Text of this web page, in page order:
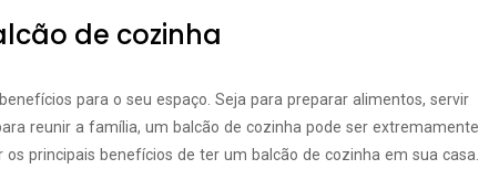
de cozinha
para o seu espaço. Seja para preparar alimentos, servir
reunir a família, um balcão de cozinha pode ser extremamente
principais benefícios de ter um balcão de cozinha em sua casa.